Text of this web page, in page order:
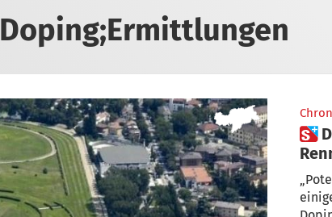
Doping;Ermittlungen
 Dopingverdacht am Meraner
zu
einige davon